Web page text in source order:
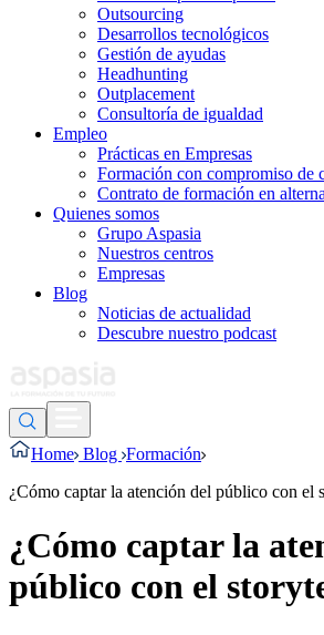
Outsourcing
Desarrollos tecnológicos
Gestión de ayudas
Headhunting
Outplacement
Consultoría de igualdad
Empleo
Prácticas en Empresas
Formación con compromiso de
Contrato de formación en
Quienes somos
Grupo Aspasia
Nuestros centros
Empresas
Blog
Noticias de actualidad
Descubre nuestro podcast
Home Blog Formación
¿Cómo captar la atención del público con el
¿Cómo captar la
público con el